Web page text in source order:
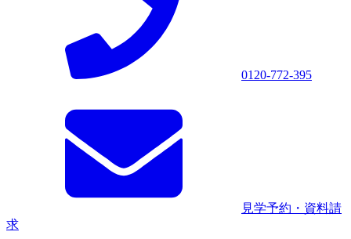
0120-772-395
見学予約・資料請
求